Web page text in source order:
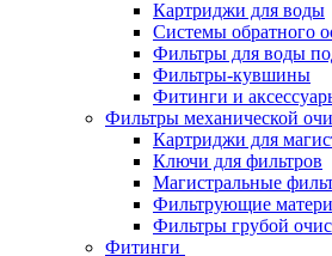
Картриджи для воды
Системы обратного
Фильтры для воды
Фильтры-кувшины
Фитинги и
Фильтры механической
Картриджи для
Ключи для фильтров
Магистральные
Фильтрующие
Фильтры грубой
Фитинги